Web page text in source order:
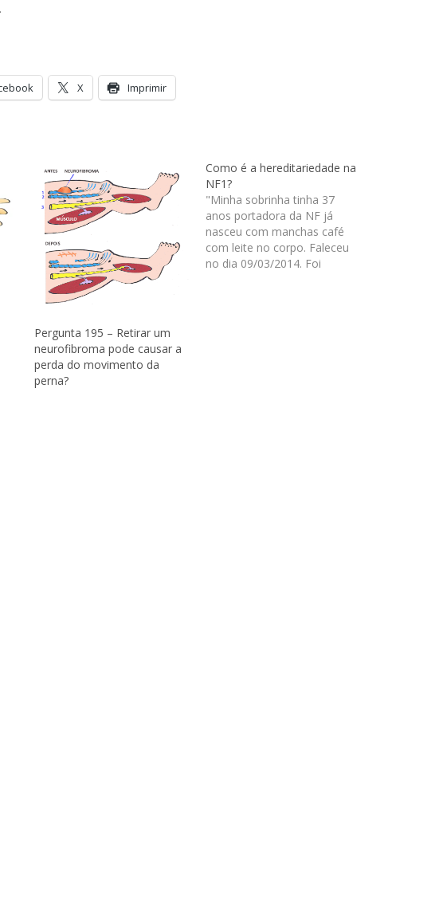
X Imprimir
Pergunta 195 – Retirar um
neurofibroma pode causar a
perda do movimento da
perna?
Como é a hereditariedade na
NF1?
"Minha sobrinha tinha 37
anos portadora da NF já
nasceu com manchas café
com leite no corpo. Faleceu
no dia 09/03/2014. Foi